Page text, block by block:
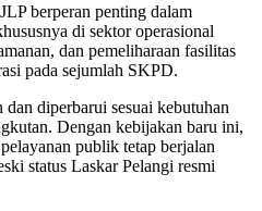
berperan penting dalam
di sektor operasional
dan pemeliharaan fasilitas
pada sejumlah SKPD.
diperbarui sesuai kebutuhan
Dengan kebijakan baru ini,
publik tetap berjalan
status Laskar Pelangi resmi